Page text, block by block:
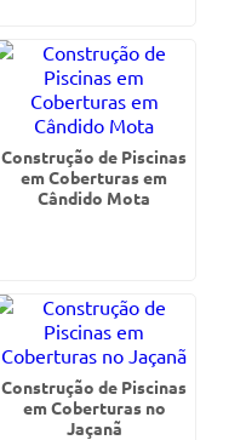
Construção de Piscinas
em Coberturas em
Cândido Mota
Construção de Piscinas
em Coberturas no
Jaçanã